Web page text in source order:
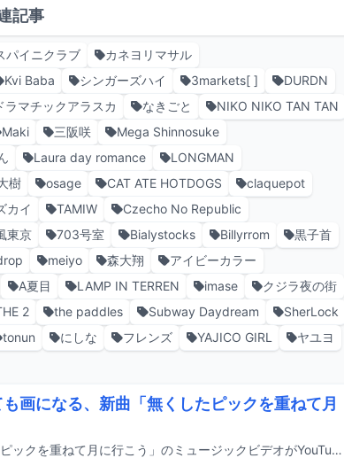
記事
パイニクラブ
カネヨリマサル
Kvi Baba シンガーズハイ 3markets[ ]
DURDN
ラマチックアラスカ なきごと
NIKO NIKO TAN TAN
Maki 三阪咲
Mega Shinnosuke
Laura day romance
LONGMAN
樹 osage CAT ATE HOTDOGS
claquepot
カイ TAMIW
Czecho No Republic
東京 703号室 Bialystocks Billyrrom
黒子首
meiyo 森大翔
アイビーカラー
A夏目 LAMP IN TERREN imase
クジラ夜の街
2 the paddles Subway Daydream
SherLock
tonun にしな フレンズ YAJICO GIRL
ヤユヨ
画になる、新曲「無くしたピックを重ねて月
オレンジスパイニクラブの新曲「無くしたピックを重ねて月に行こう」のミュージックビデオがYouTubeで公開された。